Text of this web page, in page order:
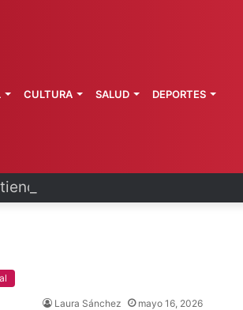
afectaciones por lluvias
CULTURA SALUD DEPORTES
Laura Sánchez mayo 16, 2026